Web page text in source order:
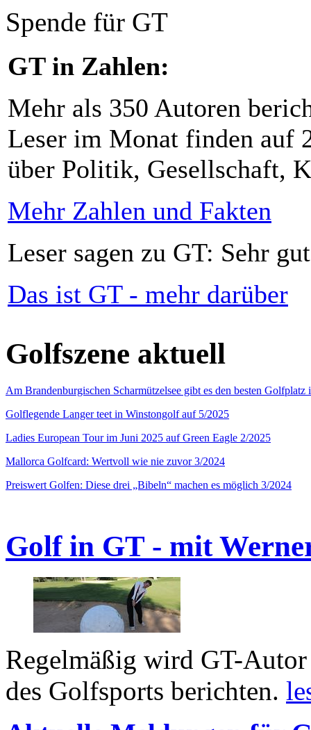
Spende für GT
GT in Zahlen:
Mehr als 350 Autoren
Leser im Monat finden auf
über Politik, Gesellschaft,
Mehr Zahlen und Fakten
Leser sagen zu GT: Sehr
Das ist GT - mehr darüber
Golfszene aktuell
Am Brandenburgischen Scharmützelsee gibt es den besten
Golflegende Langer teet in Winstongolf auf 5/2025
Ladies European Tour im Juni 2025 auf Green Eagle 2/2025
Mallorca Golfcard: Wertvoll wie nie zuvor 3/2024
Preiswert Golfen: Diese drei „Bibeln“ machen es möglich 3/2024
Golf in GT - mit
Regelmäßig wird GT-
des Golfsports berichten.